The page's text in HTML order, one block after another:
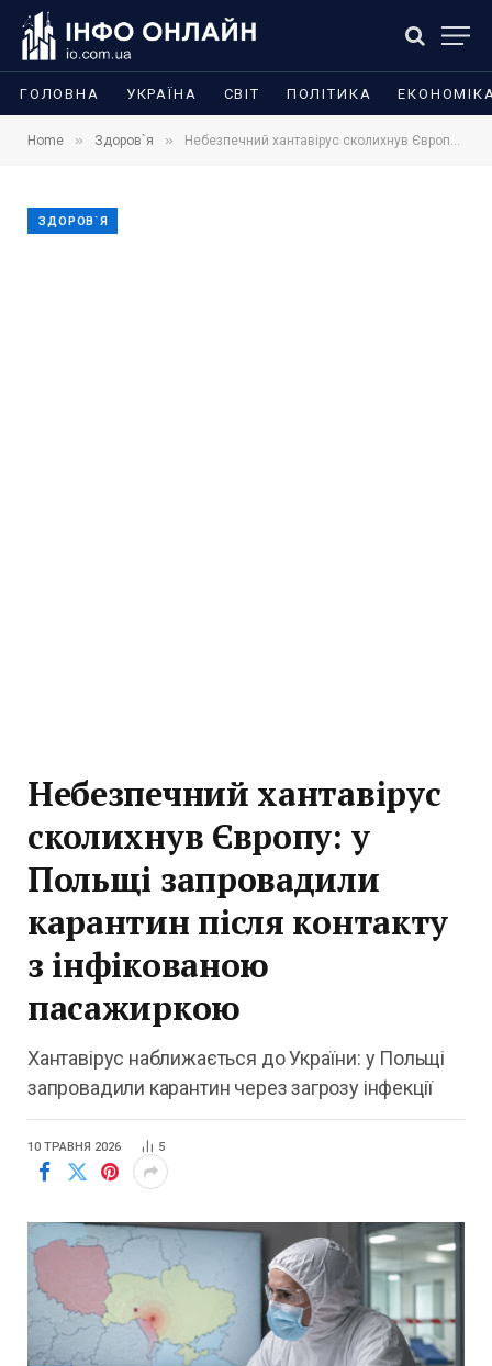
ГОЛОВНА УКРАЇНА СВІТ ПОЛІТИКА
Home » Здоров`я » Небезпечний хантавірус сколихнув Європу: у Польщі запровадили карантин після контакту з інфікованою пасажиркою
ЗДОРОВ`Я
Небезпечний хантавірус
сколихнув Європу: у
Польщі запровадили
карантин після контакту
з інфікованою
пасажиркою
Хантавірус наближається до України: у Польщі
запровадили карантин через загрозу інфекції
10 ТРАВНЯ 2026 5